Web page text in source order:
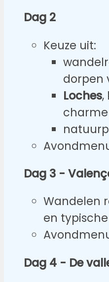
Dag 2
Keuze uit:
dorpen
Loches,
charme
Dag 3 -
Wandelen
en
Dag 4 - De